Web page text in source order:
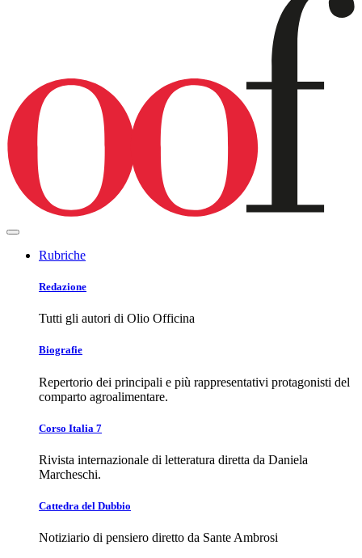
Rubriche
Redazione
Tutti gli autori di Olio Officina
Biografie
Repertorio dei principali e più rappresentativi protagonisti del
comparto agroalimentare.
Corso Italia 7
Rivista internazionale di letteratura diretta da Daniela
Marcheschi.
Cattedra del Dubbio
Notiziario di pensiero diretto da Sante Ambrosi